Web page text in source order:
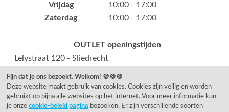
Vrijdag
10:00 - 17:00
Zaterdag
10:00 - 17:00
OUTLET openingstijden
Lelystraat 120 - Sliedrecht
U bent van harte welkom in onze showroom, die
geopend is volgens de normale openingstijden.
Fijn dat je ons bezoekt. Welkom! 🍪🍪🍪
Deze website maakt gebruik van cookies. Cookies zijn veilig en worden
gebruikt op bijna alle websites op het internet. Voor meer informatie kun
je onze cookie-beleid pagina bezoeken. Er zijn verschillende soorten